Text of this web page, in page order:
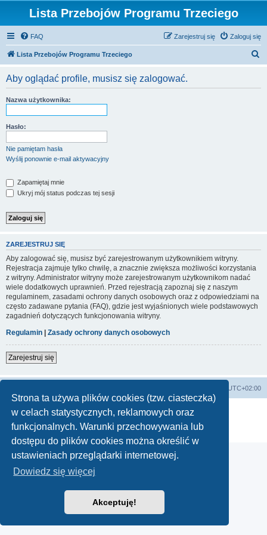
Strona ta używa plików cookies (tzw. ciasteczka)
w celach statystycznych, reklamowych oraz
funkcjonalnych. Warunki przechowywania lub
dostępu do plików cookies można określić w
ustawieniach przeglądarki internetowej.
Dowiedz się więcej
Akceptuję!
Lista Przebojów Programu Trzeciego
FAQ Zaloguj się
Zarejestruj się
Lista Przebojów Programu Trzeciego
Aby oglądać profile, musisz się zalogować.
Nazwa użytkownika:
Hasło:
Nie pamiętam hasła
Wyślij ponownie e-mail aktywacyjny
Zapamiętaj mnie
Ukryj mój status podczas tej sesji
ZAREJESTRUJ SIĘ
Aby zalogować się, musisz być zarejestrowanym użytkownikiem witryny.
Rejestracja zajmuje tylko chwilę, a znacznie zwiększa możliwości korzystania
z witryny. Administrator witryny może zarejestrowanym użytkownikom nadać
wiele dodatkowych uprawnień. Przed rejestracją zapoznaj się z naszym
regulaminem, zasadami ochrony danych osobowych oraz z odpowiedziami na
często zadawane pytania (FAQ), gdzie jest wyjaśnionych wiele podstawowych
zagadnień dotyczących funkcjonowania witryny.
Regulamin | Zasady ochrony danych osobowych
Zarejestruj się
UTC+02:00
Technologię dostarczaphpBB ® Forum Software © phpBB Limited
Zasady ochrony danych osobowych|Regulamin